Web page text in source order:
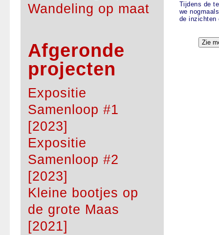
Wandeling op maat
Afgeronde
projecten
Expositie
Samenloop #1
[2023]
Expositie
Samenloop #2
[2023]
Kleine bootjes op
de grote Maas
[2021]
Tijdens de
we
de inzichten